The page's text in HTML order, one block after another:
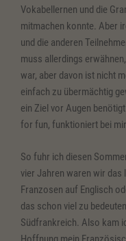
Vokabellernen und die
mitmachen konnte. Aber
und die anderen
muss allerdings
war, aber davon ist nicht
einfach zu übermächtig
ein Ziel vor Augen
for fun, funktioniert bei
So fuhr ich diesen
vier Jahren waren wir das
Franzosen auf Englisch
das schon viel zu
Südfrankreich. Also kam